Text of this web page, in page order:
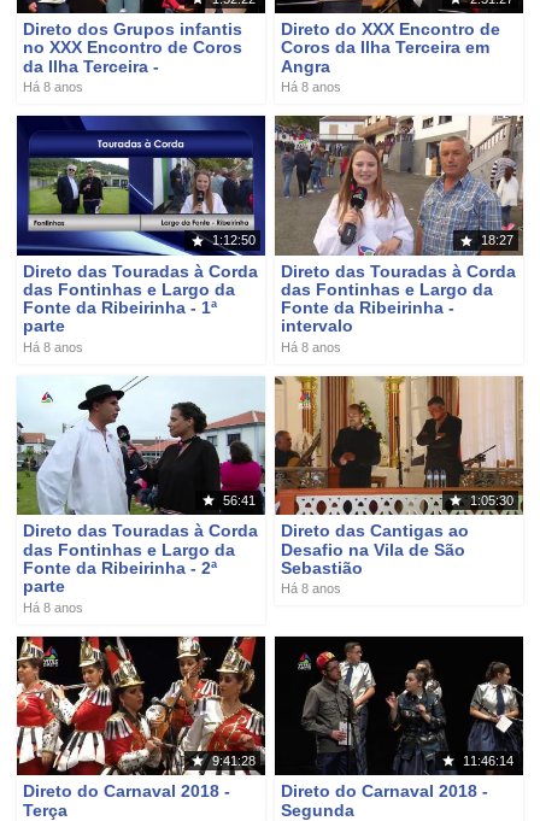
Direto dos Grupos infantis
no XXX Encontro de Coros
da Ilha Terceira -
Há 8 anos
Direto do XXX Encontro de
Coros da Ilha Terceira em
Angra
Há 8 anos
1:12:50
Direto das Touradas à Corda
das Fontinhas e Largo da
Fonte da Ribeirinha - 1ª
parte
Há 8 anos
18:27
Direto das Touradas à Corda
das Fontinhas e Largo da
Fonte da Ribeirinha -
intervalo
Há 8 anos
56:41
Direto das Touradas à Corda
das Fontinhas e Largo da
Fonte da Ribeirinha - 2ª
parte
Há 8 anos
1:05:30
Direto das Cantigas ao
Desafio na Vila de São
Sebastião
Há 8 anos
9:41:28
Direto do Carnaval 2018 -
Terça
11:46:14
Direto do Carnaval 2018 -
Segunda